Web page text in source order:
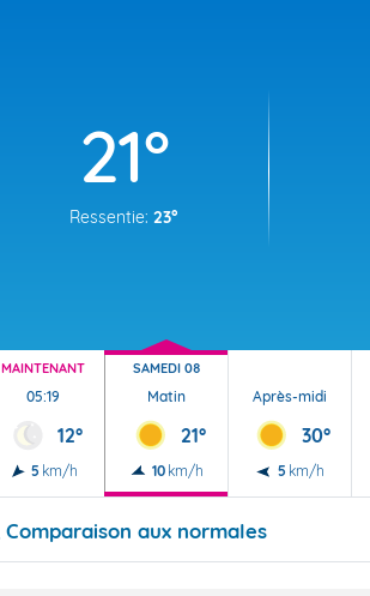
21°
Ressentie:23°
MAINTENANT
05:19
12°
5 km/h
SAMEDI 08
Matin
21°
10 km/h
Après-midi
30°
5 km/h
Comparaison aux normales